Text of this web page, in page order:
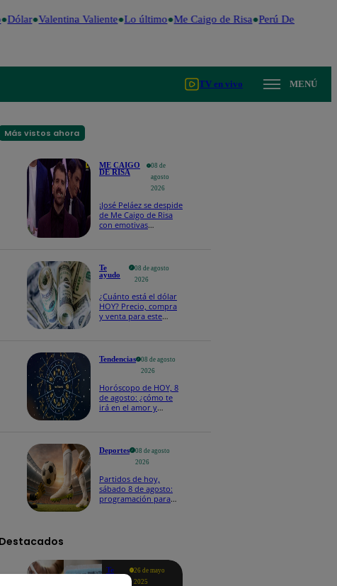
Dólar Valentina Valiente Lo último Me Caigo de Risa Perú Decide 2026
TV en vivo MENÚ
Más vistos ahora
ME CAIGO
DE RISA
08 de
agosto
2026
¡José Peláez se despide
de Me Caigo de Risa
con emotivas
Te
ayudo
08 de agosto
2026
¿Cuánto está el dólar
HOY? Precio, compra
y venta para este
Tendencias
08 de agosto
2026
Horóscopo de HOY, 8
de agosto: ¿cómo te
irá en el amor y
Deportes
08 de agosto
2026
Partidos de hoy,
sábado 8 de agosto:
programación para
Destacados
Te
ayudo
26 de mayo
2025